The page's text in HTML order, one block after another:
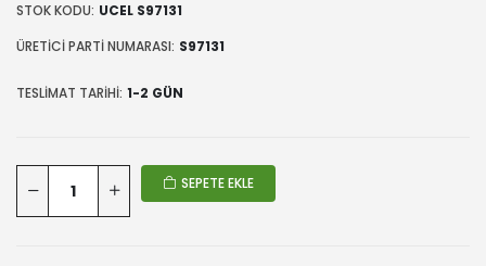
STOK KODU: UCEL S97131
ÜRETICI PARTI NUMARASI: S97131
TESLIMAT TARIHI: 1-2 GÜN
SEPETE EKLE